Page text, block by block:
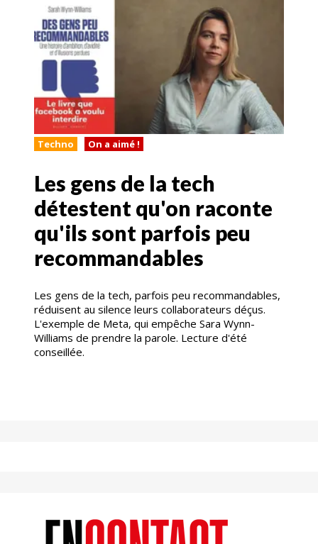
Techno On a aimé !
Les gens de la tech
détestent qu'on raconte
qu'ils sont parfois peu
recommandables
Les gens de la tech, parfois peu recommandables,
réduisent au silence leurs collaborateurs déçus.
L'exemple de Meta, qui empêche Sara Wynn-
Williams de prendre la parole. Lecture d'été
conseillée.